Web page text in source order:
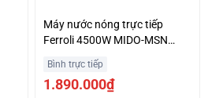
Máy nước nóng trực tiếp
Ferroli 4500W MIDO-MSN
Bình trực tiếp
1.890.000₫